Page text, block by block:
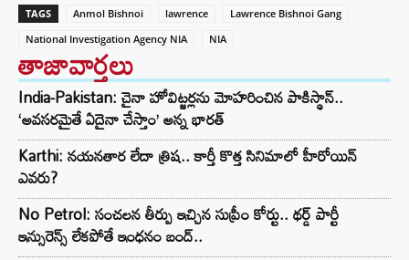
TAGS Anmol Bishnoi lawrence
Lawrence Bishnoi Gang
National Investigation Agency NIA
NIA
తాజావార్తలు
India-Pakistan: చైనా హోవిట్జర్లను మోహరించిన పాకిస్థాన్..
‘అవసరమైతే ఏదైనా చేస్తాం’ అన్న భారత్
Karthi: నయనతార లేదా త్రిష.. కార్తీ కొత్త సినిమాలో హీరోయిన్
ఎవరు?
No Petrol: సంచలన తీర్పు ఇచ్చిన సుప్రీం కోర్టు.. థర్డ్ పార్టీ
ఇన్సురెన్స్ లేకపోతే ఇంధనం బంద్..